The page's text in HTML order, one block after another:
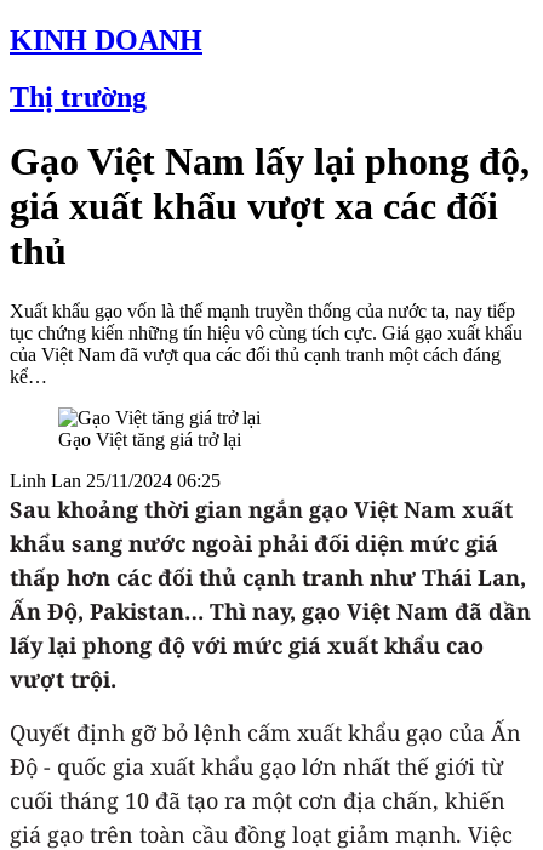
KINH DOANH
Thị trường
Gạo Việt Nam lấy lại phong độ,
giá xuất khẩu vượt xa các đối
thủ
Xuất khẩu gạo vốn là thế mạnh truyền thống của nước ta, nay tiếp
tục chứng kiến những tín hiệu vô cùng tích cực. Giá gạo xuất khẩu
của Việt Nam đã vượt qua các đối thủ cạnh tranh một cách đáng
kể…
Gạo Việt tăng giá trở lại
Linh Lan 25/11/2024 06:25
Sau khoảng thời gian ngắn gạo Việt Nam xuất
khẩu sang nước ngoài phải đối diện mức giá
thấp hơn các đối thủ cạnh tranh như Thái Lan,
Ấn Độ, Pakistan… Thì nay, gạo Việt Nam đã dần
lấy lại phong độ với mức giá xuất khẩu cao
vượt trội.
Quyết định gỡ bỏ lệnh cấm xuất khẩu gạo của Ấn
Độ - quốc gia xuất khẩu gạo lớn nhất thế giới từ
cuối tháng 10 đã tạo ra một cơn địa chấn, khiến
giá gạo trên toàn cầu đồng loạt giảm mạnh. Việc